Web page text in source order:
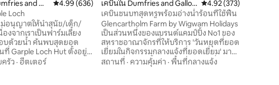
and Ga
คะแนนเฉลี่ย 4.99 จาก 5, 636 รีวิว
4.99 (636)
Loch
อนุญาตให้นำสุนัข/เด็ก/
งจากเราเป็นฟาร์มเลี้ยง
ค้นพบสุดยอด
Garple Loch Hut ตั้งอยู่
วของคุณโดยไม่มีใครอยู่
รัว · ฮีตเตอร์
เคบินใน Dumfries and Gallo
way
คะแนนเฉลี่ย 4.92 จาก
4.92 (373)
เคบินชนบทสุดหรูพร้อมอ่างน้ำร้อนที่ใช้ฟืน
Glencartholm Farm by Wigwam Holidays
เป็นส่วนหนึ่งของแบรนด์แคมป์ปิ้ง No1 ของ
สหราชอาณาจักรที่ให้บริการ 'วันหยุดที่ยอด
เยี่ยมในกิจกรรมกลางแจ้งที่ยอดเยี่ยม' มา
นานกว่า 20 ปี! ตั้งอยู่ในทำเลชนบทที่สวย
งามในดัมฟรีส์และกัลโลเวย์เรายังเปิดฟาร์ม
สถานที่ · ความคุ้มค่า · พื้นที่กลางแจ้ง